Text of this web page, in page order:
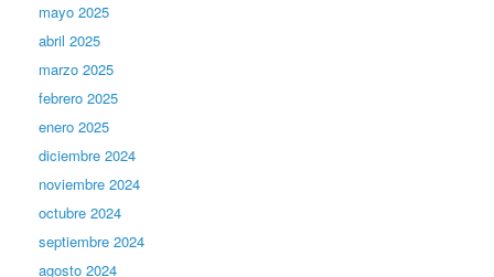
mayo 2025
abril 2025
marzo 2025
febrero 2025
enero 2025
diciembre 2024
noviembre 2024
octubre 2024
septiembre 2024
agosto 2024